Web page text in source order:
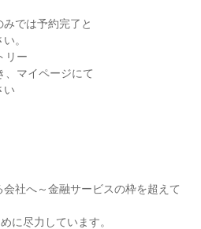
では予約完了と
。
リー
マイページにて
い
社へ～金融サービスの枠を超えて
に尽力しています。